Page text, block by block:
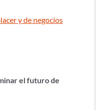
y de negocios
el futuro de